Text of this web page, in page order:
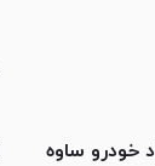
خودرو ساوه